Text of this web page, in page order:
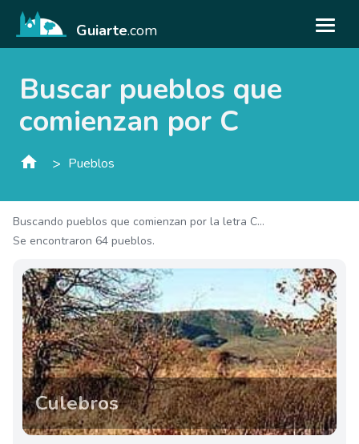
Guiarte.com
Buscar pueblos que
comienzan por C
> Pueblos
Buscando pueblos que comienzan por la letra C...
Se encontraron 64 pueblos.
Culebros